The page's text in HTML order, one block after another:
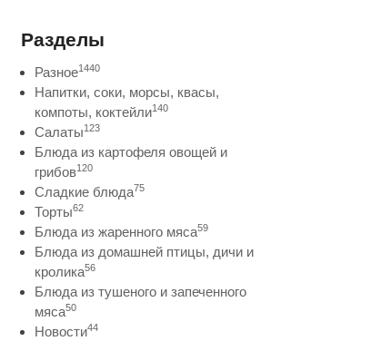
Разделы
Разное1440
Напитки, соки, морсы, квасы,
компоты, коктейли140
Салаты123
Блюда из картофеля овощей и
грибов120
Сладкие блюда75
Торты62
Блюда из жаренного мяса59
Блюда из домашней птицы, дичи и
кролика56
Блюда из тушеного и запеченного
мяса50
Новости44